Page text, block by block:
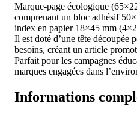
Marque-page écologique
comprenant un bloc adhésif
index en papier 18×45 mm
Il est doté d’une tête découpée
besoins, créant un article
Parfait pour les campagnes
marques engagées dans
Informations